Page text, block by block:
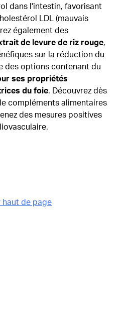
haut de page
dans l'intestin, favorisant
LDL (mauvais
également des
de levure de riz rouge,
sur la réduction du
des options contenant du
ses propriétés
du foie. Découvrez dès
compléments alimentaires
des mesures positives